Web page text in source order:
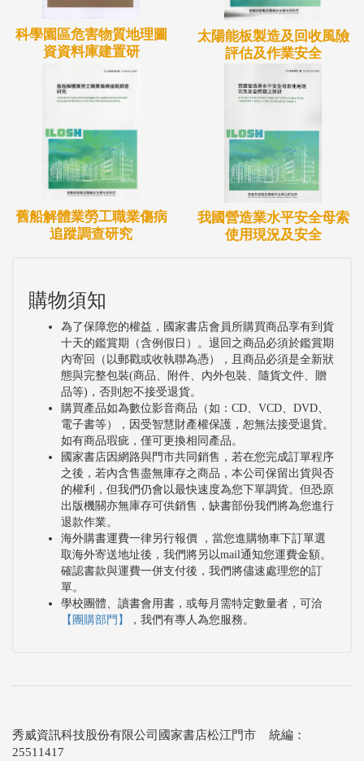
科學園區危害物質地理圖
資資料庫建置研
太陽能板製造及回收風險
評估及作業安全
舊船解體業勞工職業傷病
追蹤調查研究
我國營造業水平安全母索
使用現況及安全
購物須知
為了保障您的權益，國家書店會員所購買商品享有到貨
十天的鑑賞期（含例假日）。退回之商品必須於鑑賞期
內寄回（以郵戳或收執聯為憑），且商品必須是全新狀
態與完整包裝(商品、附件、內外包裝、隨貨文件、贈
品等)，否則恕不接受退貨。
購買產品如為數位影音商品（如：CD、VCD、DVD、
電子書等），因受智慧財產權保護，恕無法接受退貨。
如有商品瑕疵，僅可更換相同產品。
國家書店因網路與門市共同銷售，若在您完成訂單程序
之後，若內含售盡無庫存之商品，本公司保留出貨與否
的權利，但我們仍會以最快速度為您下單調貨。但恐原
出版機關亦無庫存可供銷售，缺書部份我們將為您進行
退款作業。
海外購書運費一律另行報價 ，當您進購物車下訂單選
取海外寄送地址後，我們將另以mail通知您運費金額。
確認書款與運費一併支付後，我們將儘速處理您的訂
單。
學校團體、讀書會用書，或每月需特定數量者，可洽
【團購部門】
，我們有專人為您服務。
秀威資訊科技股份有限公司國家書店松江門市 統編：
25511417